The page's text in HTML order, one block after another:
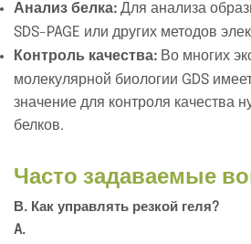
Анализ белка: Для анализа
SDS-PAGE или других методов
Контроль качества: Во многих
молекулярной биологии GDS
значение для контроля качества
белков.
Часто задаваемые
В. Как управлять резкой геля?
A.